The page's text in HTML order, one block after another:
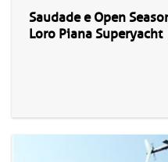
Saudade e Open
Loro Piana Superyacht